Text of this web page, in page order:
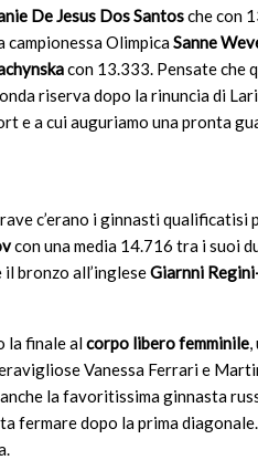
De Jesus Dos Santosche con
campionessa OlimpicaSanne
con 13.333. Pensate che
riserva dopo la rinuncia di
e a cui auguriamo una pronta
c’erano i ginnasti qualificatisi
con una media 14.716 tra i suoi
bronzo all’ingleseGiarnni
la finale alcorpo libero femminile,
Vanessa Ferrari e
la favoritissima ginnasta
fermare dopo la prima